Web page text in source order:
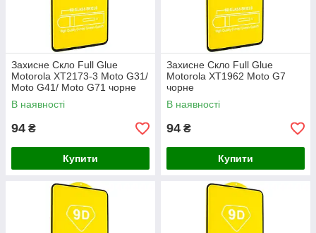
Захисне Скло Full Glue
Motorola XT2173-3 Moto G31/
Moto G41/ Moto G71 чорне
В наявності
94 ₴
Купити
Захисне Скло Full Glue
Motorola XT1962 Moto G7
чорне
В наявності
94 ₴
Купити